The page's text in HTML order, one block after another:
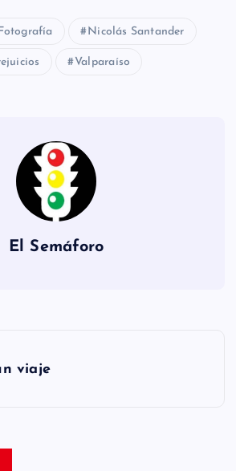
Nicolás Santander
Valparaíso
El Semáforo
viaje